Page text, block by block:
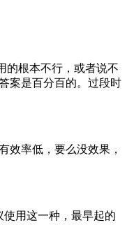
的根本不行，或者说不
案是百分百的。过段时
效率低，要么没效果，
用这一种，最早起的